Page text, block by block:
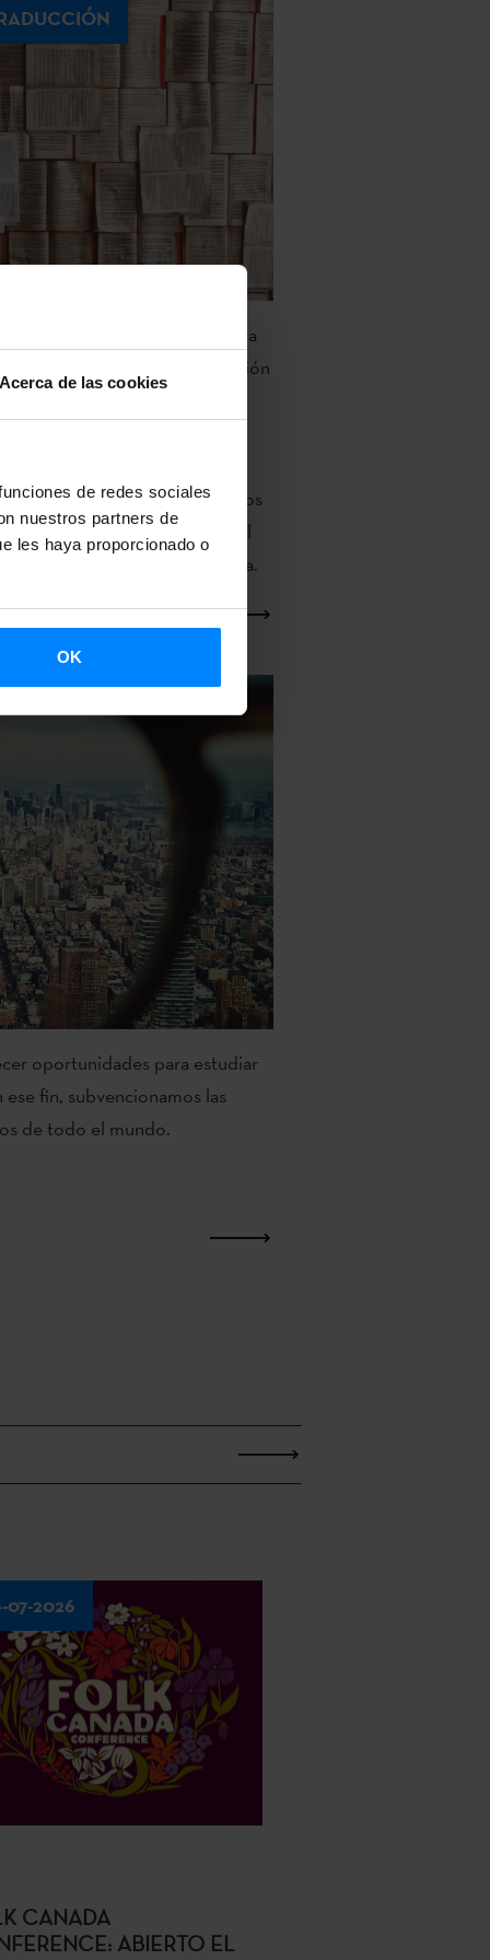
de las cookies
de redes sociales
nuestros partners de
les haya proporcionado o
OK
son un puente para
internacional de la creación
Por otro lado, reconocemos
de la traducción a través del
Etxepare – LABORAL Kutxa.
oportunidades para estudiar
fin, subvencionamos las
de todo el mundo.
07-2026
CANADA
ABIERTO EL